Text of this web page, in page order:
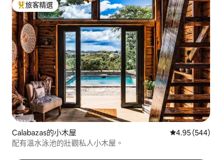
旅客精選榜首
旅客精選
Calabazas的小木屋 從 544 則評價
4.95 (544)
配有溫水泳池的壯觀私人小木屋。